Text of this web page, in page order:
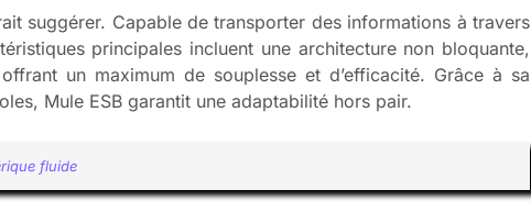
suggérer. Capable de transporter des informations à travers
principales incluent une architecture non bloquante,
un maximum de souplesse et d’efficacité. Grâce à sa
Mule ESB garantit une adaptabilité hors pair.
fluide